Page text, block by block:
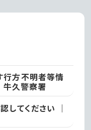
行方不明者等情
牛久警察署
してください ｜